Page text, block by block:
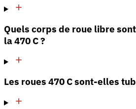
Quels corps de roue libre
la 470 C ?
Les roues 470 C sont-elles